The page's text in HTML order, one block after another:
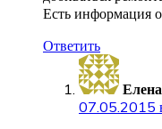
Есть информация
Ответить
Елена
07.05.2015